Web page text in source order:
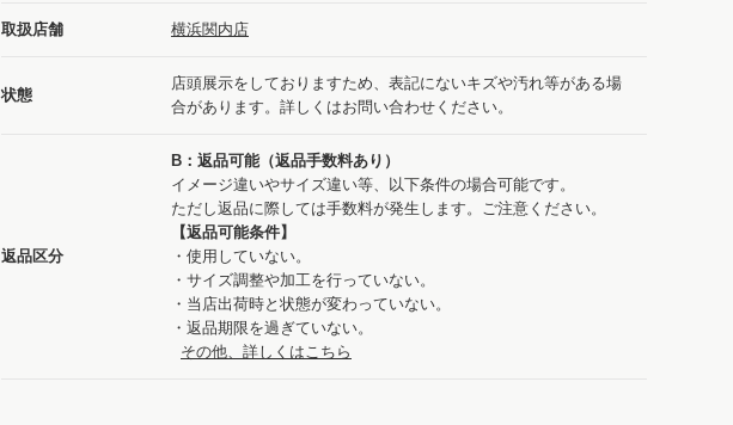
取扱店舗 横浜関内店
状態
店頭展示をしておりますため、表記にないキズや汚れ等がある場
合があります。詳しくはお問い合わせください。
返品区分
B：返品可能（返品手数料あり）
イメージ違いやサイズ違い等、以下条件の場合可能です。
ただし返品に際しては手数料が発生します。ご注意ください。
【返品可能条件】
・使用していない。
・サイズ調整や加工を行っていない。
・当店出荷時と状態が変わっていない。
・返品期限を過ぎていない。
その他、詳しくはこちら